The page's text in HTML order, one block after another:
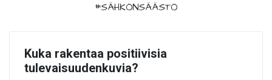
#SÄHKÖNSÄÄSTÖ
Kuka rakentaa positiivisia
tulevaisuudenkuvia?